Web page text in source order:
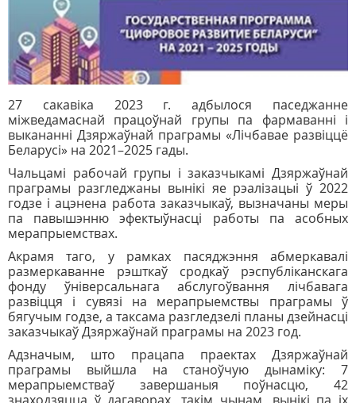
27 сакавіка 2023 г. адбылося паседжанне
міжведамаснай працоўнай групы па фармаванні і
выкананні Дзяржаўнай праграмы «Лічбавае развіццё
Беларусі» на 2021–2025 гады.
Чальцамі рабочай групы і заказчыкамі Дзяржаўнай
праграмы разгледжаны вынікі яе рэалізацыі ў 2022
годзе і ацэнена работа заказчыкаў, вызначаны меры
па павышэнню эфектыўнасці работы па асобных
мерапрыемствах.
Акрамя таго, у рамках пасяджэння абмеркавалі
размеркаванне рэшткаў сродкаў рэспубліканскага
фонду ўніверсальнага абслугоўвання лічбавага
развіцця і сувязі на мерапрыемствы праграмы ў
бягучым годзе, а таксама разгледзелі планы дзейнасці
заказчыкаў Дзяржаўнай праграмы на 2023 год.
Адзначым, што працапа праектах Дзяржаўнай
праграмы выйшла на станоўчую дынаміку: 7
мерапрыемстваў завершаныя поўнасцю, 42